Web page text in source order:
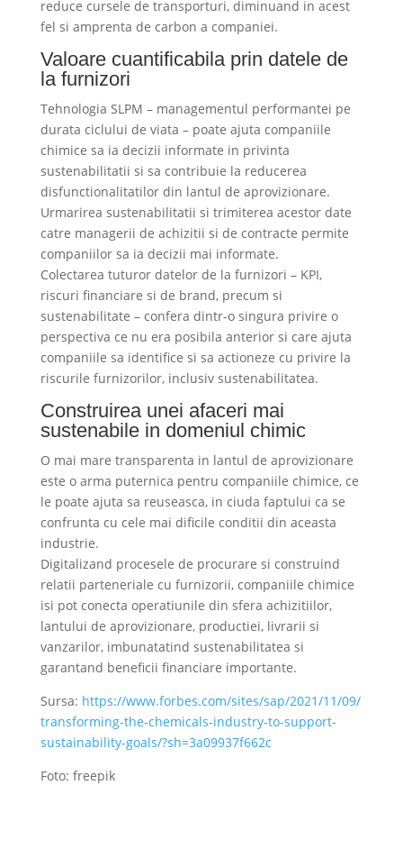
reduce cursele de transporturi, diminuand in acest
fel si amprenta de carbon a companiei.
Valoare cuantificabila prin datele de
la furnizori
Tehnologia SLPM – managementul performantei pe
durata ciclului de viata – poate ajuta companiile
chimice sa ia decizii informate in privinta
sustenabilitatii si sa contribuie la reducerea
disfunctionalitatilor din lantul de aprovizionare.
Urmarirea sustenabilitatii si trimiterea acestor date
catre managerii de achizitii si de contracte permite
companiilor sa ia decizii mai informate.
Colectarea tuturor datelor de la furnizori – KPI,
riscuri financiare si de brand, precum si
sustenabilitate – confera dintr-o singura privire o
perspectiva ce nu era posibila anterior si care ajuta
companiile sa identifice si sa actioneze cu privire la
riscurile furnizorilor, inclusiv sustenabilitatea.
Construirea unei afaceri mai
sustenabile in domeniul chimic
O mai mare transparenta in lantul de aprovizionare
este o arma puternica pentru companiile chimice, ce
le poate ajuta sa reuseasca, in ciuda faptului ca se
confrunta cu cele mai dificile conditii din aceasta
industrie.
Digitalizand procesele de procurare si construind
relatii parteneriale cu furnizorii, companiile chimice
isi pot conecta operatiunile din sfera achizitiilor,
lantului de aprovizionare, productiei, livrarii si
vanzarilor, imbunatatind sustenabilitatea si
garantand beneficii financiare importante.
Sursa: https://www.forbes.com/sites/sap/2021/11/09/
transforming-the-chemicals-industry-to-support-
sustainability-goals/?sh=3a09937f662c
Foto: freepik